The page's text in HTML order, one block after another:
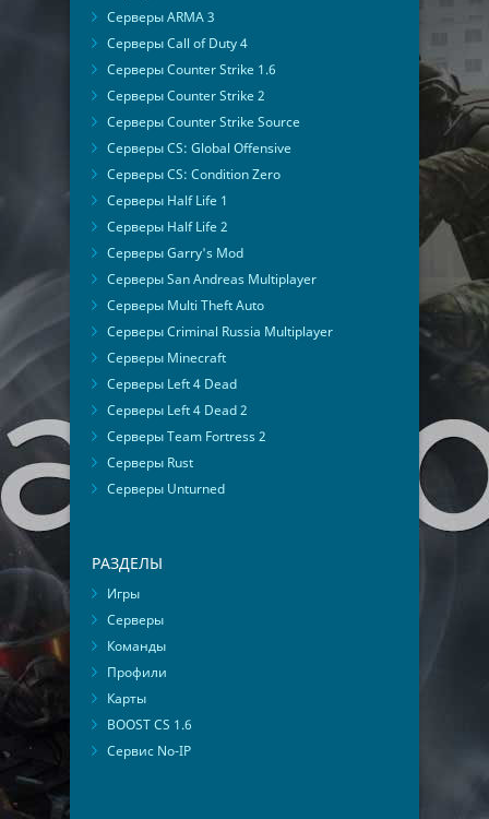
Серверы ARMA 3
Серверы Call of Duty 4
Серверы Counter Strike 1.6
Серверы Counter Strike 2
Серверы Counter Strike Source
Серверы CS: Global Offensive
Серверы CS: Condition Zero
Серверы Half Life 1
Серверы Half Life 2
Серверы Garry's Mod
Серверы San Andreas Multiplayer
Серверы Multi Theft Auto
Серверы Criminal Russia Multiplayer
Серверы Minecraft
Серверы Left 4 Dead
Серверы Left 4 Dead 2
Серверы Team Fortress 2
Серверы Rust
Серверы Unturned
РАЗДЕЛЫ
Игры
Серверы
Команды
Профили
Карты
BOOST CS 1.6
Сервис No-IP